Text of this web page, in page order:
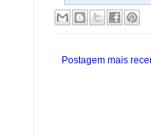
Postagem mais